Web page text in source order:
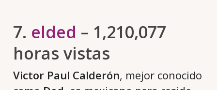
7. elded – 1,210,077
horas vistas
Victor Paul Calderón, mejor conocido